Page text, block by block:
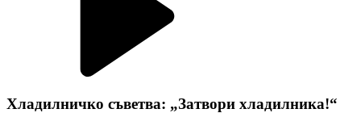
Хладилничко съветва: „Затвори хладилника!“